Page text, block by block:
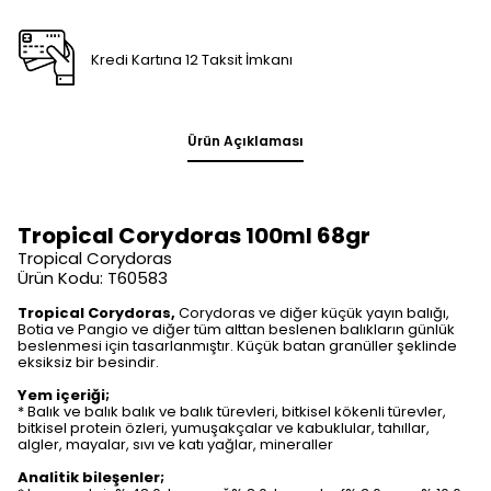
Kredi Kartına 12 Taksit İmkanı
Ürün Açıklaması
Tropical Corydoras 100ml 68gr
Tropical Corydoras
Ürün Kodu: T60583
Tropical Corydoras, Corydoras ve diğer küçük yayın balığı,
Botia ve Pangio ve diğer tüm alttan beslenen balıkların günlük
beslenmesi için tasarlanmıştır. Küçük batan granüller şeklinde
eksiksiz bir besindir.
Yem içeriği;
* Balık ve balık balık ve balık türevleri, bitkisel kökenli türevler,
bitkisel protein özleri, yumuşakçalar ve kabuklular, tahıllar,
algler, mayalar, sıvı ve katı yağlar, mineraller
Analitik bileşenler;